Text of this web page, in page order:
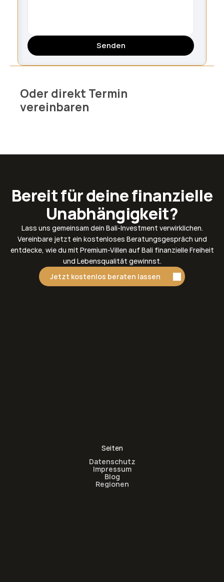
Senden
Oder direkt Termin
vereinbaren
Bereit für deine finanzielle
Unabhängigkeit?
Lass uns gemeinsam dein Bali-Investment verwirklichen.
Vereinbare jetzt ein kostenloses Beratungsgespräch und
entdecke, wie du mit Premium-Villen auf Bali finanzielle Freiheit
und Lebensqualität gewinnst.
Jetzt kostenlos beraten lassen
Seiten
Datenschutz
Impressum
Blog
Regionen